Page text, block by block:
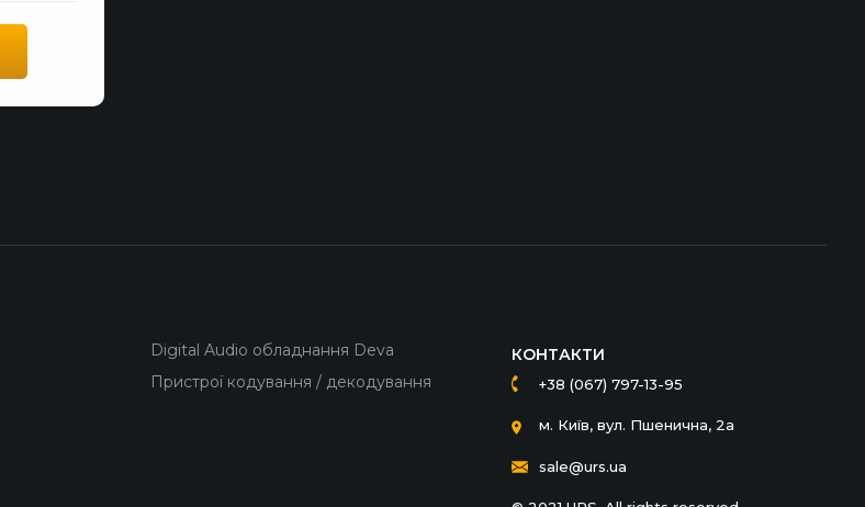
Digital Audio обладнання Deva
Пристрої кодування / декодування
КОНТАКТИ
+38 (067) 797-13-95
м. Київ, вул. Пшенична, 2а
sale@urs.ua